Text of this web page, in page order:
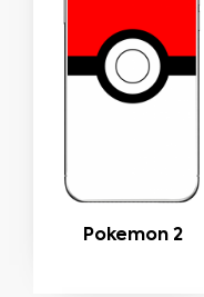
Pokemon 2